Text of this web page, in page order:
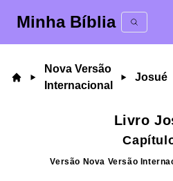
Minha Bíblia
Nova Versão
Internacional
Josué
Livro
Versão Nova Versão